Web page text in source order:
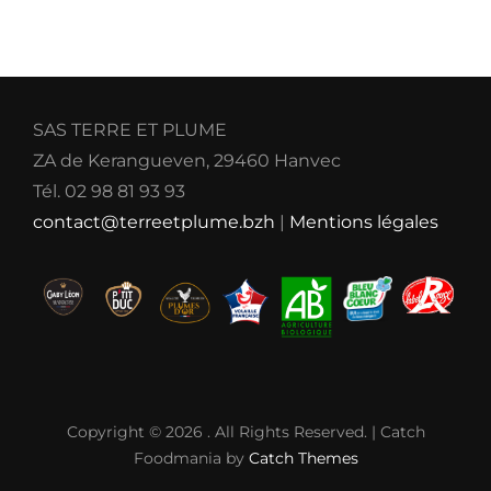
SAS TERRE ET PLUME
ZA de Kerangueven, 29460 Hanvec
Tél. 02 98 81 93 93
contact@terreetplume.bzh | Mentions légales
Copyright © 2026 . All Rights Reserved. | Catch
Foodmania by Catch Themes